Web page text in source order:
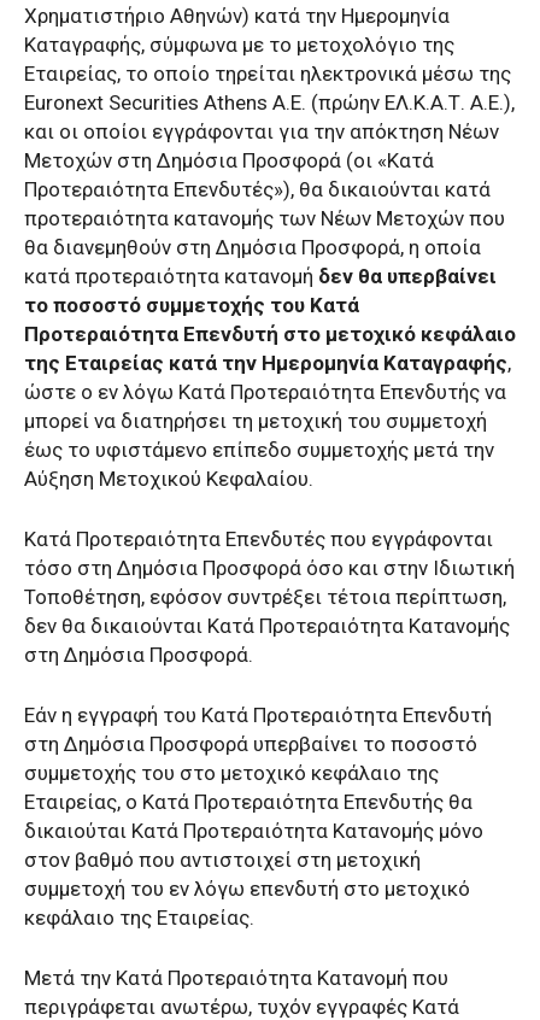
Χρηματιστήριο Αθηνών) κατά την Ημερομηνία
Καταγραφής, σύμφωνα με το μετοχολόγιο της
Εταιρείας, το οποίο τηρείται ηλεκτρονικά μέσω της
Euronext Securities Athens Α.Ε. (πρώην ΕΛ.Κ.Α.Τ. Α.Ε.),
και οι οποίοι εγγράφονται για την απόκτηση Νέων
Μετοχών στη Δημόσια Προσφορά (οι «Κατά
Προτεραιότητα Επενδυτές»), θα δικαιούνται κατά
προτεραιότητα κατανομής των Νέων Μετοχών που
θα διανεμηθούν στη Δημόσια Προσφορά, η οποία
κατά προτεραιότητα κατανομή δεν θα υπερβαίνει
το ποσοστό συμμετοχής του Κατά
Προτεραιότητα Επενδυτή στο μετοχικό κεφάλαιο
της Εταιρείας κατά την Ημερομηνία Καταγραφής,
ώστε ο εν λόγω Κατά Προτεραιότητα Επενδυτής να
μπορεί να διατηρήσει τη μετοχική του συμμετοχή
έως το υφιστάμενο επίπεδο συμμετοχής μετά την
Αύξηση Μετοχικού Κεφαλαίου.
Κατά Προτεραιότητα Επενδυτές που εγγράφονται
τόσο στη Δημόσια Προσφορά όσο και στην Ιδιωτική
Τοποθέτηση, εφόσον συντρέξει τέτοια περίπτωση,
δεν θα δικαιούνται Κατά Προτεραιότητα Κατανομής
στη Δημόσια Προσφορά.
Εάν η εγγραφή του Κατά Προτεραιότητα Επενδυτή
στη Δημόσια Προσφορά υπερβαίνει το ποσοστό
συμμετοχής του στο μετοχικό κεφάλαιο της
Εταιρείας, ο Κατά Προτεραιότητα Επενδυτής θα
δικαιούται Κατά Προτεραιότητα Κατανομής μόνο
στον βαθμό που αντιστοιχεί στη μετοχική
συμμετοχή του εν λόγω επενδυτή στο μετοχικό
κεφάλαιο της Εταιρείας.
Μετά την Κατά Προτεραιότητα Κατανομή που
περιγράφεται ανωτέρω, τυχόν εγγραφές Κατά